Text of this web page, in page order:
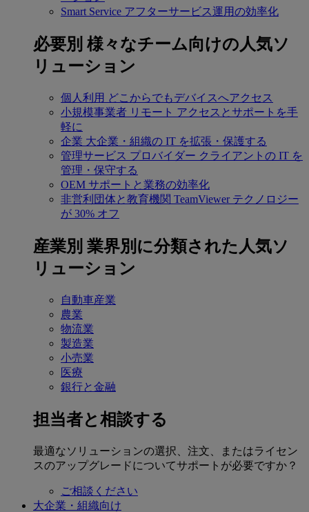
Smart Service アフターサービス運用の効率化
必要別 様々なチーム向けの人気ソ
リューション
個人利用 どこからでもデバイスへアクセス
小規模事業者 リモート アクセスとサポートを手
軽に
企業 大企業・組織の IT を拡張・保護する
管理サービス プロバイダー クライアントの IT を
管理・保守する
OEM サポートと業務の効率化
非営利団体と教育機関 TeamViewer テクノロジー
が 30% オフ
産業別 業界別に分類された人気ソ
リューション
自動車産業
農業
物流業
製造業
小売業
医療
銀行と金融
担当者と相談する
最適なソリューションの選択、注文、またはライセン
スのアップグレードについてサポートが必要ですか？
ご相談ください
大企業・組織向け